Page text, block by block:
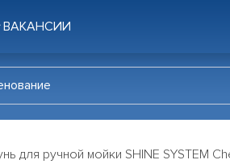
ВАКАНСИИ
для ручной мойки SHINE SYSTEM